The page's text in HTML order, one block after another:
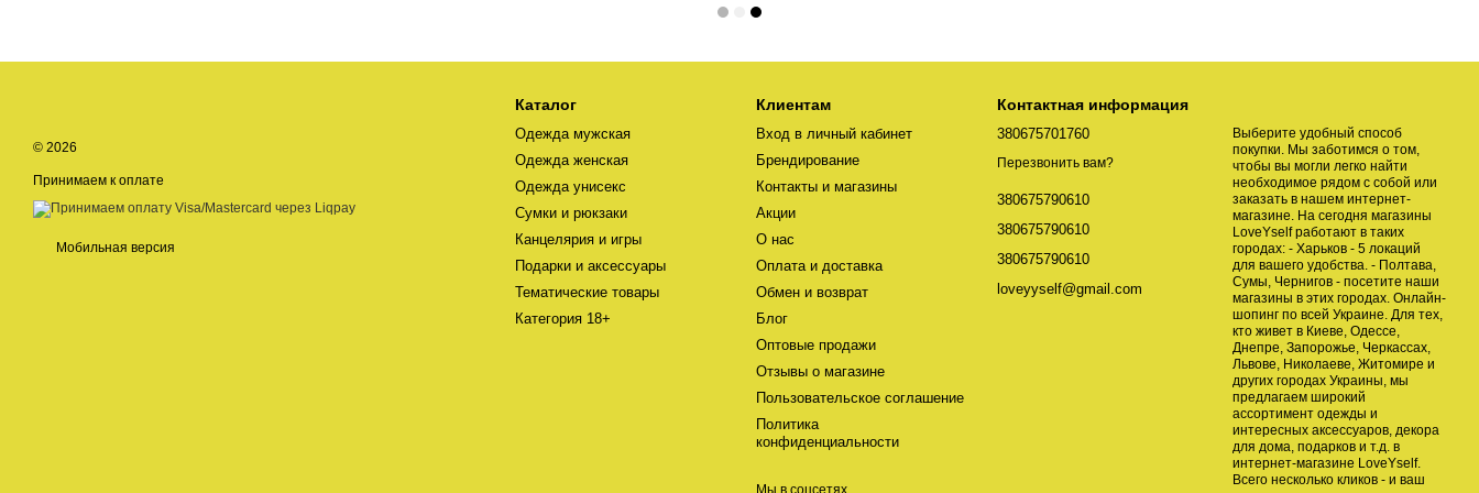
© 2026
Принимаем к оплате
Мобильная версия
Каталог
Одежда мужская
Одежда женская
Одежда унисекс
Сумки и рюкзаки
Канцелярия и игры
Подарки и аксессуары
Тематические товары
Категория 18+
Клиентам
Вход в личный кабинет
Брендирование
Контакты и магазины
Акции
О нас
Оплата и доставка
Обмен и возврат
Блог
Оптовые продажи
Отзывы о магазине
Пользовательское соглашение
Политика
конфиденциальности
Мы в соцсетях
Контактная информация
380675701760
Перезвонить вам?
380675790610
380675790610
380675790610
loveyyself@gmail.com
Выберите удобный способ
покупки. Мы заботимся о том,
чтобы вы могли легко найти
необходимое рядом с собой или
заказать в нашем интернет-
магазине. На сегодня магазины
LoveYself работают в таких
городах: - Харьков - 5 локаций
для вашего удобства. - Полтава,
Сумы, Чернигов - посетите наши
магазины в этих городах. Онлайн-
шопинг по всей Украине. Для тех,
кто живет в Киеве, Одессе,
Днепре, Запорожье, Черкассах,
Львове, Николаеве, Житомире и
других городах Украины, мы
предлагаем широкий
ассортимент одежды и
интересных аксессуаров, декора
для дома, подарков и т.д. в
интернет-магазине LoveYself.
Всего несколько кликов - и ваш